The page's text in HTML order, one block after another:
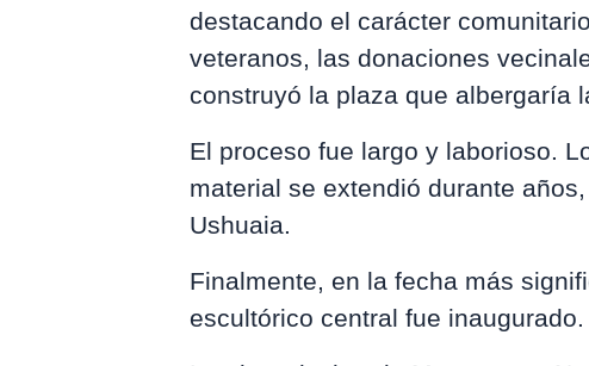
destacando el carácter
veteranos, las donaciones
construyó la plaza que albergaría
El proceso fue largo y laborioso.
material se extendió durante
Ushuaia.
Finalmente, en la fecha más
escultórico central fue